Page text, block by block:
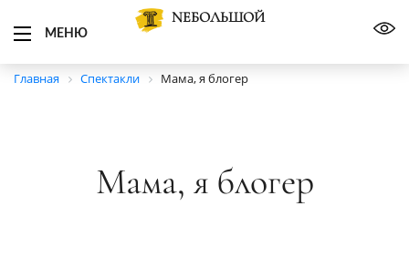
МЕНЮ
NЕБОЛЬШОЙ
Главная Спектакли Мама, я блогер
Мама, я блогер